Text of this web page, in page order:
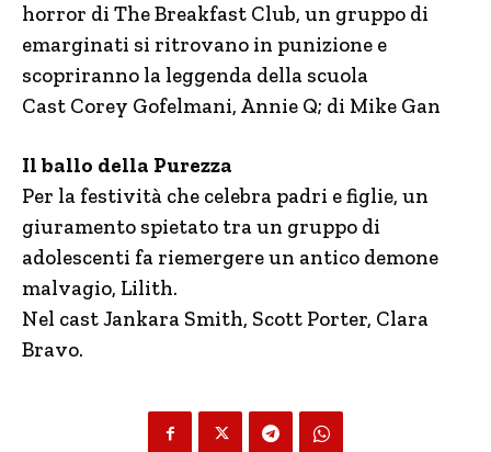
horror di The Breakfast Club, un gruppo di
emarginati si ritrovano in punizione e
scopriranno la leggenda della scuola
Cast Corey Gofelmani, Annie Q; di Mike Gan
Il ballo della Purezza
Per la festività che celebra padri e figlie, un
giuramento spietato tra un gruppo di
adolescenti fa riemergere un antico demone
malvagio, Lilith.
Nel cast Jankara Smith, Scott Porter, Clara
Bravo.